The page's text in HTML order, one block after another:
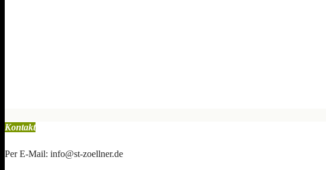
Kontakt
Per E-Mail: info@st-zoellner.de